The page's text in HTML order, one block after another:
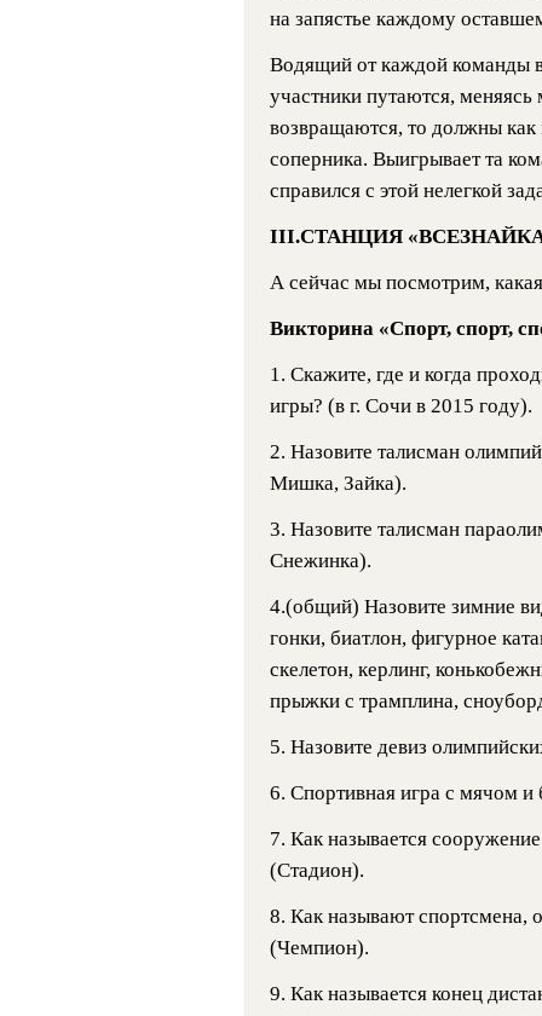
на запястье каждому
Водящий от каждой команды
участники путаются,
возвращаются, то должны
соперника. Выигрывает та
справился с этой нелегкой
III.СТАНЦИЯ
А сейчас мы посмотрим,
Викторина «Спорт, спорт,
1. Скажите, где и когда
игры? (в г. Сочи в 2015 году).
2. Назовите талисман
Мишка, Зайка).
3. Назовите талисман
Снежинка).
4.(общий) Назовите зимние
гонки, биатлон, фигурное
скелетон, керлинг,
прыжки с трамплина,
5. Назовите девиз
6. Спортивная игра с мячом и
7. Как называется
(Стадион).
8. Как называют спортсмена,
(Чемпион).
9. Как называется конец